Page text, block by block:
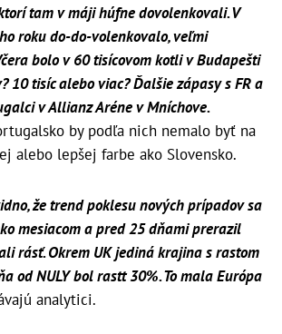
tam v máji húfne dovolenkovali. V
roku do-do-volenkovalo, veľmi
bolo v 60 tisícovom kotli v Budapešti
10 tisíc alebo viac? Ďalšie zápasy s FR a
v Allianz Aréne v Mníchove.
by podľa nich nemalo byť na
alebo lepšej farbe ako Slovensko.
že trend poklesu nových prípadov sa
mesiacom a pred 25 dňami prerazil
rásť. Okrem UK jediná krajina s rastom
od NULY bol rastt 30%. To mala Európa
analytici.